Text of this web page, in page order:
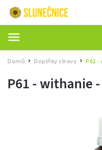
Domů / Doplňky stravy / P61
P61 - withanie